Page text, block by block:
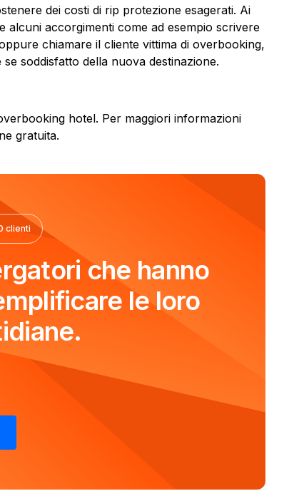
dei costi di rip protezione esagerati. Ai
alcuni accorgimenti come ad esempio scrivere
chiamare il cliente vittima di overbooking,
soddisfatto della nuova destinazione.
hotel. Per maggiori informazioni
gratuita.
clienti
che hanno
le loro